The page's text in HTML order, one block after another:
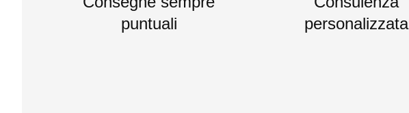
puntuali
personalizzata